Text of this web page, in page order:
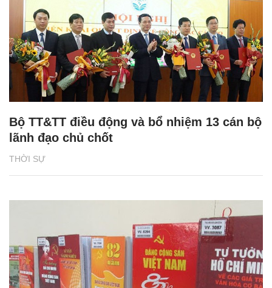
THỜI SỰ
Bộ TT&TT điều động và bổ nhiệm 13 cán bộ
lãnh đạo chủ chốt